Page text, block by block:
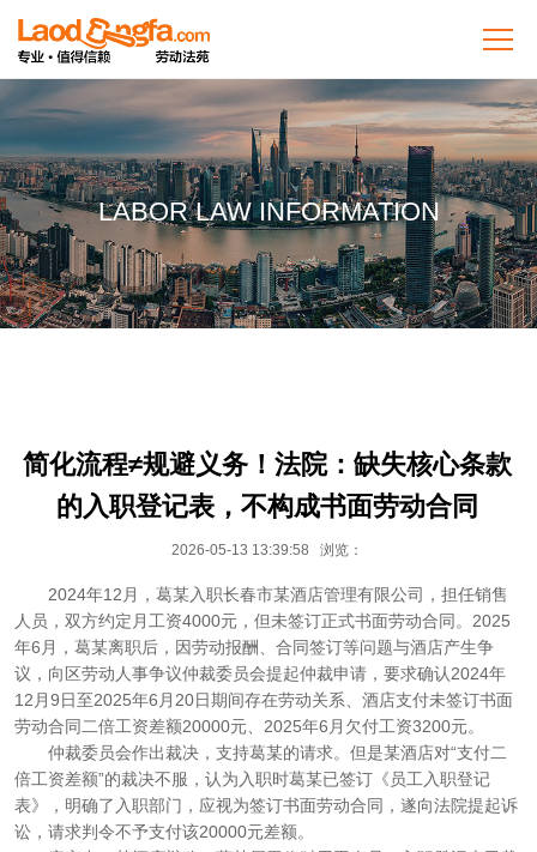
LABOR LAW INFORMATION
简化流程≠规避义务！法院：缺失核心条款
的入职登记表，不构成书面劳动合同
2026-05-13 13:39:58 浏览：
2024年12月，葛某入职长春市某酒店管理有限公司，担任销售
人员，双方约定月工资4000元，但未签订正式书面劳动合同。2025
年6月，葛某离职后，因劳动报酬、合同签订等问题与酒店产生争
议，向区劳动人事争议仲裁委员会提起仲裁申请，要求确认2024年
12月9日至2025年6月20日期间存在劳动关系、酒店支付未签订书面
劳动合同二倍工资差额20000元、2025年6月欠付工资3200元。
仲裁委员会作出裁决，支持葛某的请求。但是某酒店对“支付二
倍工资差额”的裁决不服，认为入职时葛某已签订《员工入职登记
表》，明确了入职部门，应视为签订书面劳动合同，遂向法院提起诉
讼，请求判令不予支付该20000元差额。